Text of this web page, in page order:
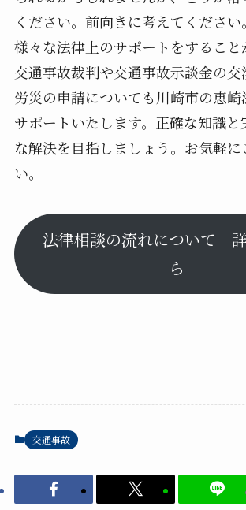
ください。前向きに考えてくださ
様々な法律上のサポートをすること
交通事故裁判や交通事故示談金の
労災の申請についても川崎市の恵
サポートいたします。正確な知識と
な解決を目指しましょう。お気軽に
い。
法律相談の流れについて
ら
交通事故